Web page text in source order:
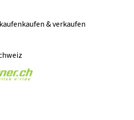
kaufen & verkaufen